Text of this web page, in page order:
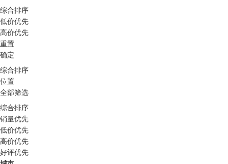
综合排序
低价优先
高价优先
重置
确定
综合排序
位置
全部筛选
综合排序
销量优先
低价优先
高价优先
好评优先